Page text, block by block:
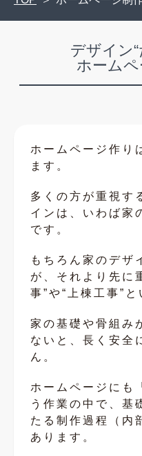
デザイン
ホーム
ホームページ作り
ます。
多くの方が重視す
インは、いわば家
です。
もちろん家のデザ
が、それより先に
事”や“上棟工事”
家の基礎や骨組み
ないと、長く安全
ん。
ホームページにも
う作業の中で、基
たる制作過程（内
あります。